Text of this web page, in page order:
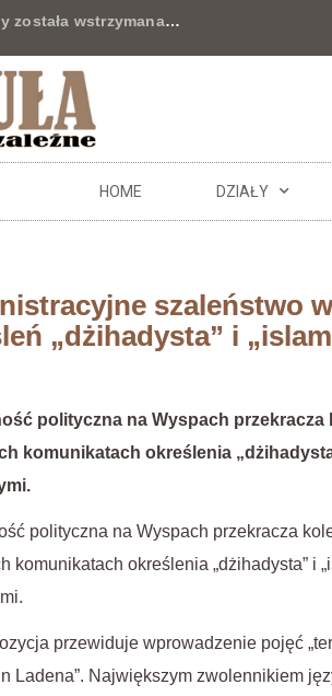
wstrzymana…
HOME DZIAŁY
szaleństwo
„dżihadysta” i
polityczna na Wyspach
komunikatach określenia
polityczna na Wyspach przekracza
komunikatach określenia „dżihadysta” i
przewiduje wprowadzenie pojęć
Ladena”. Największym zwolennikiem